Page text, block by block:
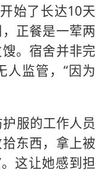
始了长达10天
正餐是一荤两
。宿舍并非完
人监管，“因为
服的工作人员
东西，拿上被
这让她感到担